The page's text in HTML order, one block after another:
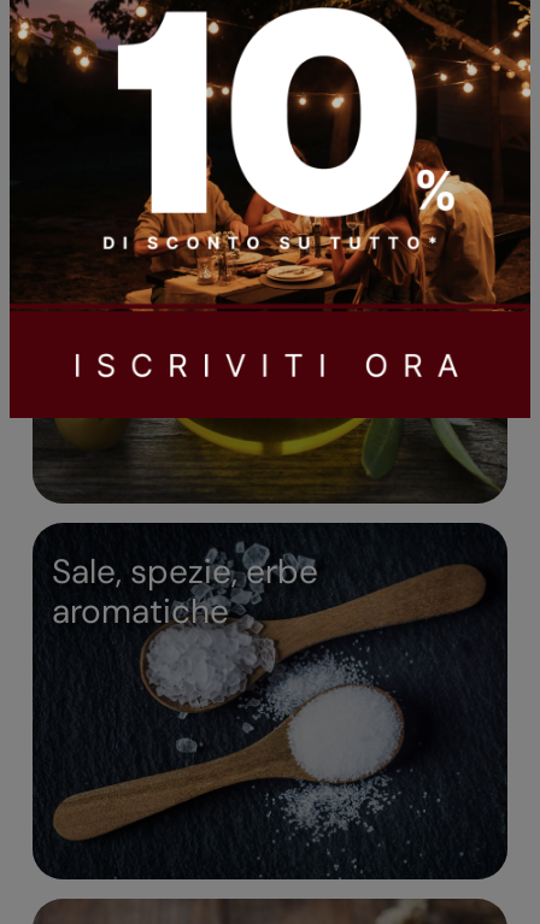
Olio, aceto
Sale, spezie, erbe
aromatiche